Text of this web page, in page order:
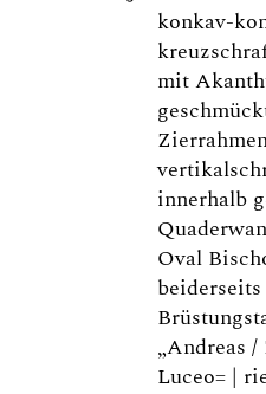
konkav-
mit
innerhalb
Oval
„Andreas
Luceo= |